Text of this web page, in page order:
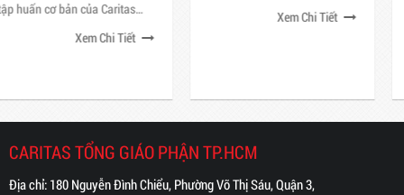
hơn thường lệ Xem Chi Tiết
nhân viên VP, trưởng và phó BLK
Xem Chi Tiết
CARITAS TỔNG GIÁO PHẬN TP.HCM
Địa chỉ: 180 Nguyễn Đình Chiểu, Phường Võ Thị Sáu, Quận 3,